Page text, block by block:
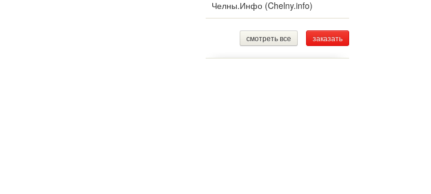
Челны.Инфо (Chelny.info)
смотреть все заказать